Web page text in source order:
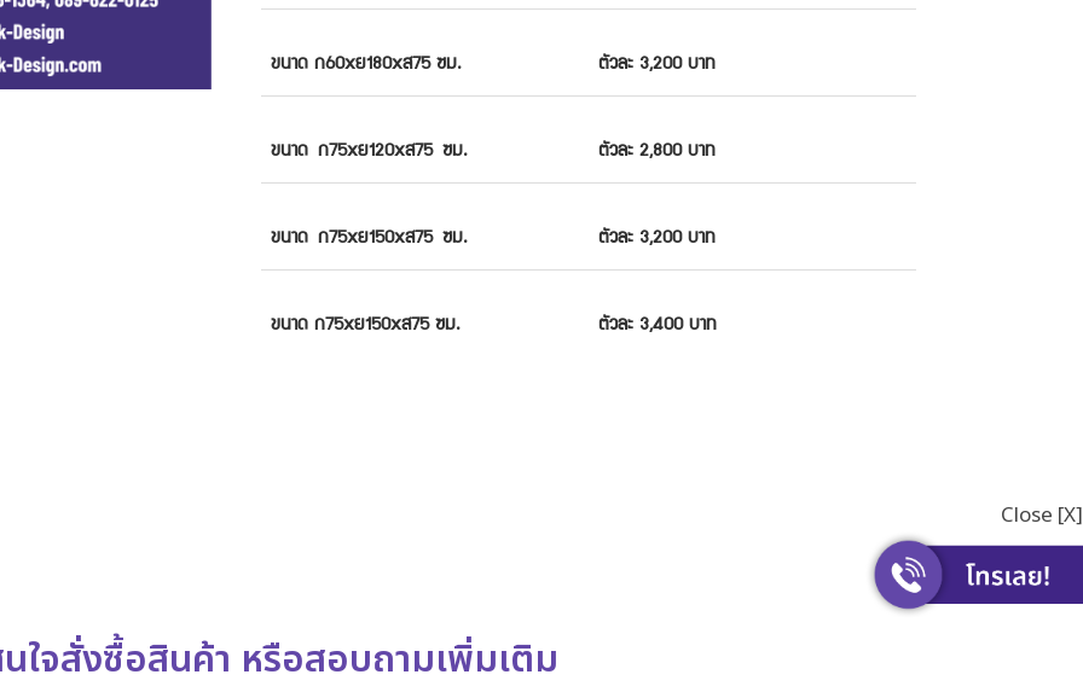
ขนาด ก60xย180xส75 ซม. ตัวละ 3,200 บาท
ขนาด ก75xย120xส75 ซม. ตัวละ 2,800 บาท
ขนาด ก75xย150xส75 ซม. ตัวละ 3,200 บาท
ขนาด ก75xย150xส75 ซม. ตัวละ 3,400 บาท
ใจสั่งซื้อสินค้า หรือสอบถามเพิ่มเติม
Close [X]